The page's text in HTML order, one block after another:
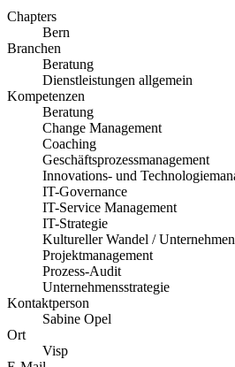
Chapters
Bern
Branchen
Beratung
Dienstleistungen allgemein
Kompetenzen
Beratung
Change Management
Coaching
Geschäftsprozessmanagement
Innovations- und
IT-Governance
IT-Service Management
IT-Strategie
Kultureller Wandel /
Projektmanagement
Prozess-Audit
Unternehmensstrategie
Kontaktperson
Sabine Opel
Ort
Visp